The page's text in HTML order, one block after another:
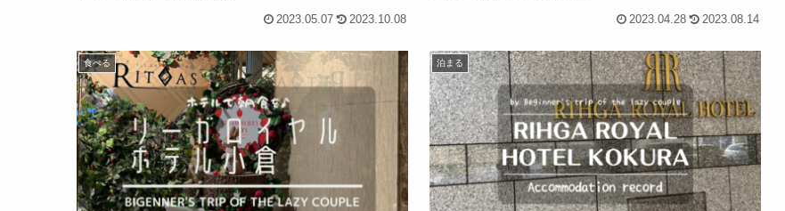
2023.05.07 2023.10.08 2023.04.28 2023.08.14
食べる 泊まる